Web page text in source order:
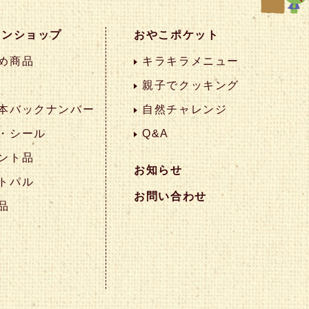
ショップ
商品
バックナンバー
シール
ト品
パル
おやこポケット
キラキラメニュー
親子でクッキング
自然チャレンジ
Q&A
お知らせ
お問い合わせ